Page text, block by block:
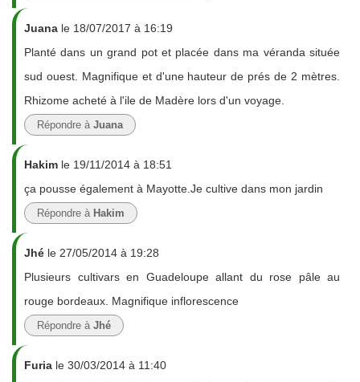
Juana le 18/07/2017 à 16:19
Planté dans un grand pot et placée dans ma véranda située
sud ouest. Magnifique et d'une hauteur de prés de 2 mètres.
Rhizome acheté à l'ile de Madère lors d'un voyage.
Répondre à Juana
Hakim le 19/11/2014 à 18:51
ça pousse également à Mayotte.Je cultive dans mon jardin
Répondre à Hakim
Jhé le 27/05/2014 à 19:28
Plusieurs cultivars en Guadeloupe allant du rose pâle au
rouge bordeaux. Magnifique inflorescence
Répondre à Jhé
Furia le 30/03/2014 à 11:40